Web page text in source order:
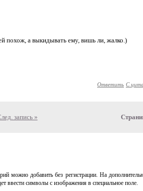
похож, а выкидывать ему, вишь ли, жалко.)
Ответить С
запись »
можно добавить без регистрации. На
ввести символы с изображения в специальное поле.